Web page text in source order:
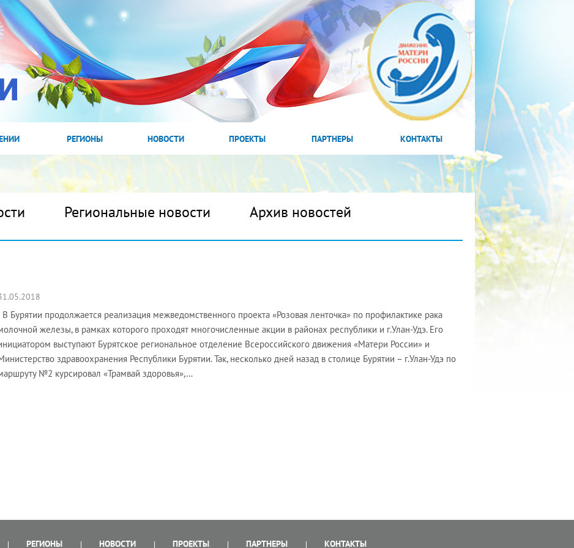
РЕГИОНЫ НОВОСТИ ПРОЕКТЫ ПАРТНЕРЫ КОНТАКТЫ
Региональные новости Архив новостей
В Бурятии продолжается реализация межведомственного проекта «Розовая ленточка» по профилактике рака
железы, в рамках которого проходят многочисленные акции в районах республики и г.Улан-Удэ. Его
выступают Бурятское региональное отделение Всероссийского движения «Матери России» и
здравоохранения Республики Бурятии. Так, несколько дней назад в столице Бурятии – г.Улан-Удэ по
№2 курсировал «Трамвай здоровья»,…
РЕГИОНЫ НОВОСТИ ПРОЕКТЫ ПАРТНЕРЫ КОНТАКТЫ